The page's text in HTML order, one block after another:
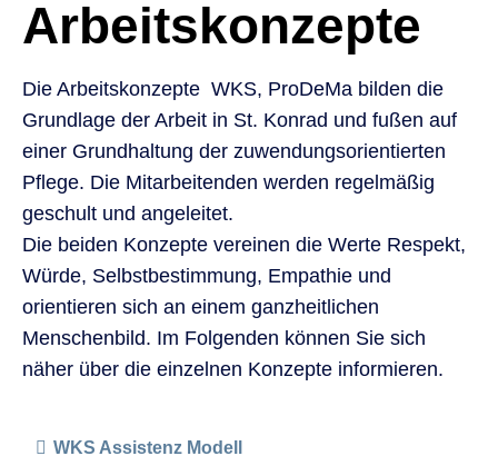
Arbeitskonzepte
Die Arbeitskonzepte WKS, ProDeMa bilden die
Grundlage der Arbeit in St. Konrad und fußen auf
einer Grundhaltung der zuwendungsorientierten
Pflege. Die Mitarbeitenden werden regelmäßig
geschult und angeleitet.
Die beiden Konzepte vereinen die Werte Respekt,
Würde, Selbstbestimmung, Empathie und
orientieren sich an einem ganzheitlichen
Menschenbild. Im Folgenden können Sie sich
näher über die einzelnen Konzepte informieren.
WKS Assistenz Modell